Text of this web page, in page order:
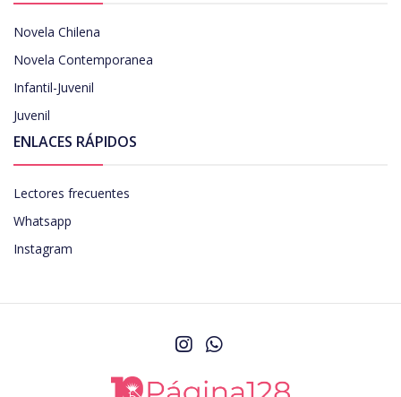
Novela Chilena
Novela Contemporanea
Infantil-Juvenil
Juvenil
ENLACES RÁPIDOS
Lectores frecuentes
Whatsapp
Instagram